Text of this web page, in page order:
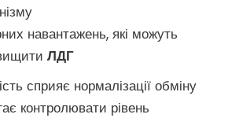
навантажень, які можуть
ЛДГ
сприяє нормалізації обміну
контролювати рівень